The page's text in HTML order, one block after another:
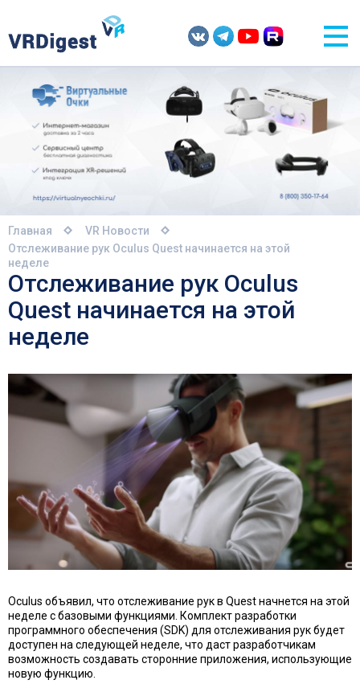
Главная
VR Новости
Отслеживание рук Oculus Quest начинается на этой
неделе
Отслеживание рук Oculus
Quest начинается на этой
неделе
Oculus объявил, что отслеживание рук в Quest начнется на этой
неделе с базовыми функциями. Комплект разработки
программного обеспечения (SDK) для отслеживания рук будет
доступен на следующей неделе, что даст разработчикам
возможность создавать сторонние приложения, использующие
новую функцию.